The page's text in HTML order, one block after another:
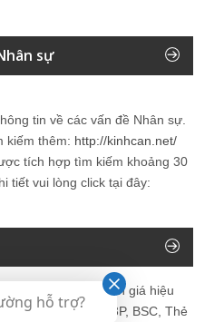
sự
tin về các vấn đề Nhân sự
kiếm thêm: http://kinhcan.net/
tích hợp tìm kiếm khoảng 30
tiết vui lòng click tại đây:
KPI, Đánh giá hiệu
CnB, lương 3P, BSC, Thẻ
hỗ trợ?